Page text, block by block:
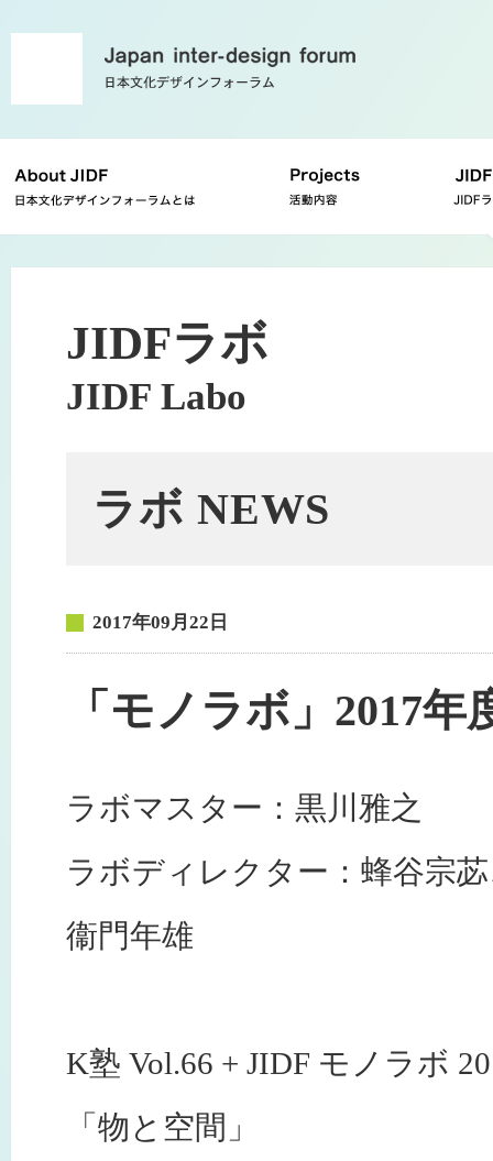
JIDFラボ
JIDF Labo
ラボ NEWS
2017年09月22日
「モノラボ」2017
ラボマスター：黒川雅之
ラボディレクター：蜂谷宗
衞門年雄
K塾 Vol.66 + JIDF モノラボ
「物と空間」